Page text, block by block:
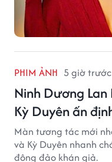
PHIM ẢNH 5 giờ trước
Ninh Dương
Kỳ Duyên ấn
Màn tương tác mới
và Kỳ Duyên nhanh
đông đảo khán giả.